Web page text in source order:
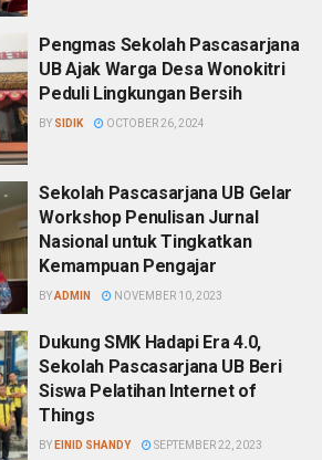
Pengmas Sekolah Pascasarjana
UB Ajak Warga Desa Wonokitri
Peduli Lingkungan Bersih
BY SIDIK OCTOBER 26, 2024
Sekolah Pascasarjana UB Gelar
Workshop Penulisan Jurnal
Nasional untuk Tingkatkan
Kemampuan Pengajar
BYADMIN NOVEMBER 10, 2023
Dukung SMK Hadapi Era 4.0,
Sekolah Pascasarjana UB Beri
Siswa Pelatihan Internet of
Things
BY EINID SHANDY SEPTEMBER 22, 2023